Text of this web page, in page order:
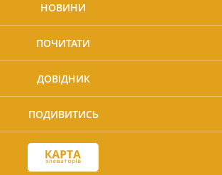
НОВИНИ
ПОЧИТАТИ
ДОВІДНИК
ПОДИВИТИСЬ